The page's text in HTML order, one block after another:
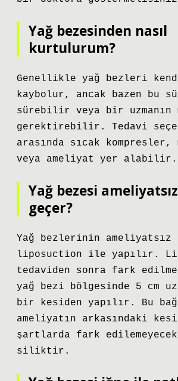
Yağ bezesinden nasıl
kurtulurum?
Genellikle yağ bezleri
kaybolur, ancak bazen bu
sürebilir veya bir uzmanın
gerektirebilir. Tedavi
arasında sıcak
veya ameliyat yer alabilir.
Yağ bezesi
geçer?
Yağ bezlerinin
liposuction ile yapılır.
tedaviden sonra fark
yağ bezi bölgesinde 5 cm
bir kesiden yapılır. Bu
ameliyatın arkasındaki
şartlarda fark
siliktir.